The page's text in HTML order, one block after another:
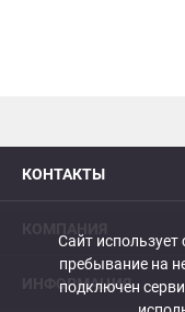
КОНТАКТЫ
ИНФОРМАЦИЯ
Сайт
пребывание на
подключен